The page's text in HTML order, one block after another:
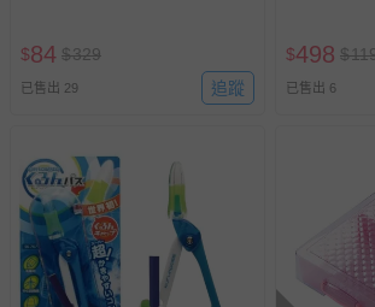
部分商品依據消費者保護法的規定，不適
豫期範圍：
易於腐敗、保存期限較短或解約時
客製化商品（例如客製生日書、姓名
報紙、期刊或雜誌（惟書籍如經拆封
新費用）。
經消費者拆封之影音商品或電腦軟體
等）。
$84 $329
已售出 29 追蹤
$498 $
已售出 6